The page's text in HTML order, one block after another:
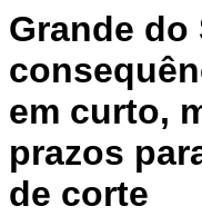
Grande do
em curto,
prazos
de corte